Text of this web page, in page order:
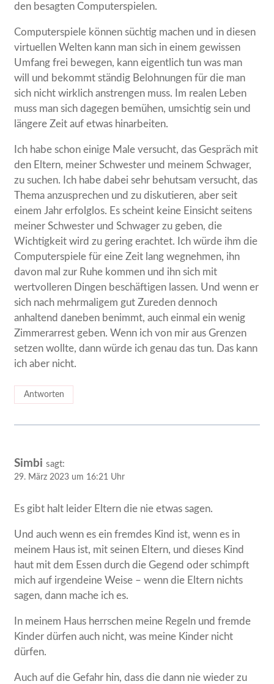
den besagten Computerspielen.
Computerspiele können süchtig machen und in diesen
virtuellen Welten kann man sich in einem gewissen
Umfang frei bewegen, kann eigentlich tun was man
will und bekommt ständig Belohnungen für die man
sich nicht wirklich anstrengen muss. Im realen Leben
muss man sich dagegen bemühen, umsichtig sein und
längere Zeit auf etwas hinarbeiten.
Ich habe schon einige Male versucht, das Gespräch mit
den Eltern, meiner Schwester und meinem Schwager,
zu suchen. Ich habe dabei sehr behutsam versucht, das
Thema anzusprechen und zu diskutieren, aber seit
einem Jahr erfolglos. Es scheint keine Einsicht seitens
meiner Schwester und Schwager zu geben, die
Wichtigkeit wird zu gering erachtet. Ich würde ihm die
Computerspiele für eine Zeit lang wegnehmen, ihn
davon mal zur Ruhe kommen und ihn sich mit
wertvolleren Dingen beschäftigen lassen. Und wenn er
sich nach mehrmaligem gut Zureden dennoch
anhaltend daneben benimmt, auch einmal ein wenig
Zimmerarrest geben. Wenn ich von mir aus Grenzen
setzen wollte, dann würde ich genau das tun. Das kann
ich aber nicht.
Antworten
Simbi sagt:
29. März 2023 um 16:21 Uhr
Es gibt halt leider Eltern die nie etwas sagen.
Und auch wenn es ein fremdes Kind ist, wenn es in
meinem Haus ist, mit seinen Eltern, und dieses Kind
haut mit dem Essen durch die Gegend oder schimpft
mich auf irgendeine Weise – wenn die Eltern nichts
sagen, dann mache ich es.
In meinem Haus herrschen meine Regeln und fremde
Kinder dürfen auch nicht, was meine Kinder nicht
dürfen.
Auch auf die Gefahr hin, dass die dann nie wieder zu